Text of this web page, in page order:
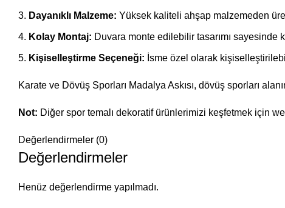
Dayanıklı Malzeme: Yüksek kaliteli ahşap malzemeden
Kolay Montaj: Duvara monte edilebilir tasarımı sayesinde
Kişiselleştirme Seçeneği: İsme özel olarak
Karate ve Dövüş Sporları Madalya Askısı, dövüş sporları
Not: Diğer spor temalı dekoratif ürünlerimizi keşfetmek için
Değerlendirmeler (0)
Değerlendirmeler
Henüz değerlendirme yapılmadı.